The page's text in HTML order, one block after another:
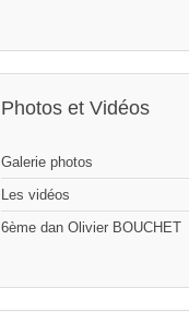
Photos et Vidéos
Galerie photos
Les vidéos
6ème dan Olivier BOUCHET